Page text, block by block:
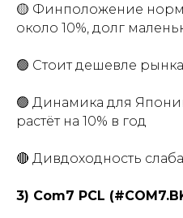
🟡 Финположение
около 10%, долг
🟢 Стоит дешевле
🟢 Динамика для
растёт на 10% в год
🔴 Дивдоходность
3) Com7 PCL